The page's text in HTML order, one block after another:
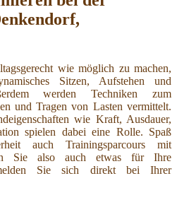
wie möglich zu machen,
Sitzen, Aufstehen und
werden Techniken zum
und Tragen von Lasten vermittelt.
wie Kraft, Ausdauer,
spielen dabei eine Rolle. Spaß
auch Trainingsparcours mit
Sie also auch etwas für Ihre
Sie sich direkt bei Ihrer